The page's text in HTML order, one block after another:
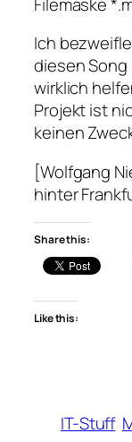
Ich
diesen
wirklich
Projekt ist
keinen
[Wolfgang
hinter
Share this:
Like this:
IT-Stuff